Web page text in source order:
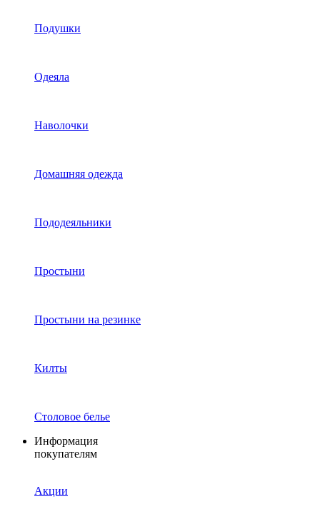
Подушки
Одеяла
Наволочки
Домашняя одежда
Пододеяльники
Простыни
Простыни на резинке
Килты
Столовое белье
Информация
покупателям
Акции